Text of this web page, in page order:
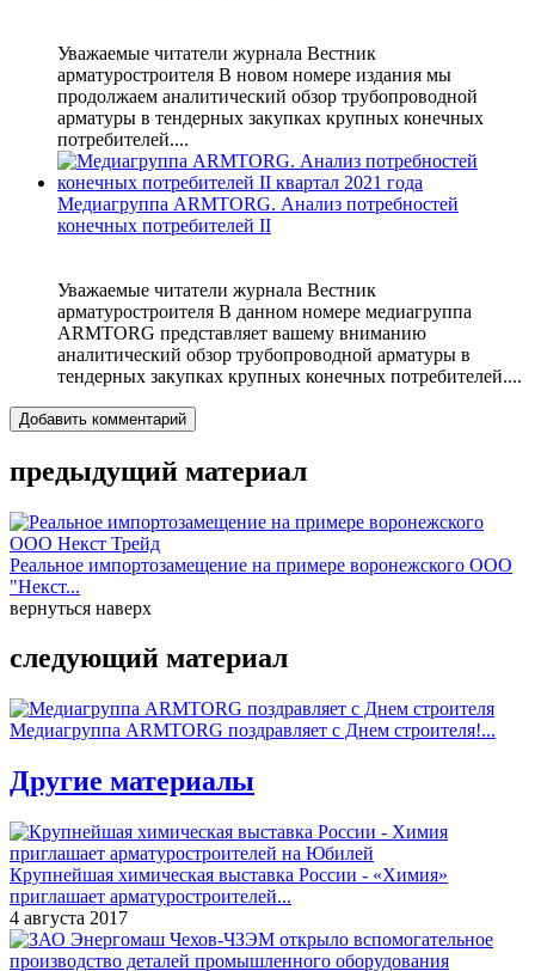
Уважаемые читатели журнала Вестник
арматуростроителя В новом номере издания мы
продолжаем аналитический обзор трубопроводной
арматуры в тендерных закупках крупных конечных
потребителей....
Медиагруппа ARMTORG. Анализ потребностей
конечных потребителей II
Уважаемые читатели журнала Вестник
арматуростроителя В данном номере медиагруппа
ARMTORG представляет вашему вниманию
аналитический обзор трубопроводной арматуры в
тендерных закупках крупных конечных потребителей....
Добавить комментарий
предыдущий материал
Реальное импортозамещение на примере воронежского ООО
"Некст...
вернуться наверх
следующий материал
Медиагруппа ARMTORG поздравляет с Днем строителя!...
Другие материалы
Крупнейшая химическая выставка России - «Химия»
приглашает арматуростроителей...
4 августа 2017